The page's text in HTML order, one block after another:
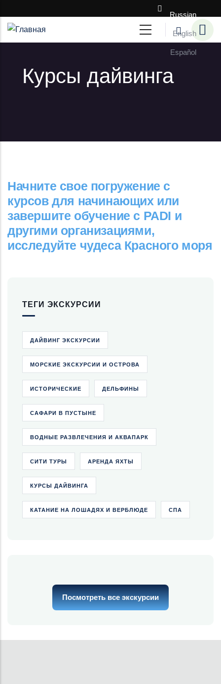
Russian
English
Español
Курсы дайвинга
Начните свое погружение с
курсов для начинающих или
завершите обучение с PADI и
другими организациями,
исследуйте чудеса Красного моря
ТЕГИ ЭКСКУРСИИ
ДАЙВИНГ ЭКСКУРСИИ
МОРСКИЕ ЭКСКУРСИИ И ОСТРОВА
ИСТОРИЧЕСКИЕ ДЕЛЬФИНЫ
САФАРИ В ПУСТЫНЕ
ВОДНЫЕ РАЗВЛЕЧЕНИЯ И АКВАПАРК
СИТИ ТУРЫ АРЕНДА ЯХТЫ
КУРСЫ ДАЙВИНГА
КАТАНИЕ НА ЛОШАДЯХ И ВЕРБЛЮДЕ СПА
Посмотреть все экскурсии